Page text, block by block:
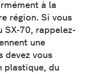
à la
région. Si vous
SX-70, rappelez-
une
devez vous
plastique, du